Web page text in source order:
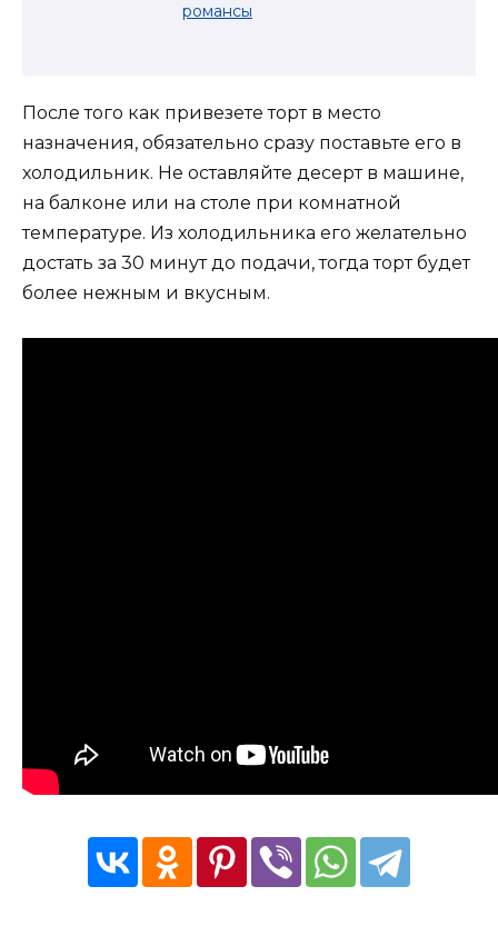
романсы
После того как привезете торт в место
назначения, обязательно сразу поставьте его в
холодильник. Не оставляйте десерт в машине,
на балконе или на столе при комнатной
температуре. Из холодильника его желательно
достать за 30 минут до подачи, тогда торт будет
более нежным и вкусным.